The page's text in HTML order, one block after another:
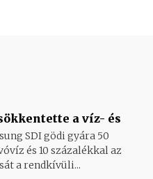
a víz- és
SDI gödi gyára 50
és 10 százalékkal az
a rendkívüli...